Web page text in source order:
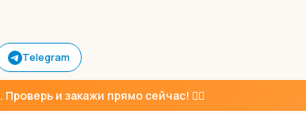
Telegram
и закажи прямо сейчас! 👇🏼